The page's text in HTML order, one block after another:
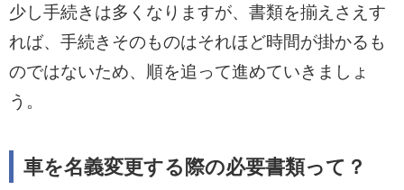
少し手続きは多くなりますが、書類を揃えさえす
れば、手続きそのものはそれほど時間が掛かるも
のではないため、順を追って進めていきましょ
う。
車を名義変更する際の必要書類って？